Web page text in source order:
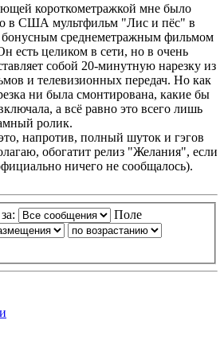
короткометражкой мне было
в США мультфильм "Лис и пёс" в
бонусным среднеметражным фильмом
есть целиком в сети, но в очень
собой 20-минутную нарезку из
и телевизионных передач. Но как
ни была смонтирована, какие бы
а всё равно это всего лишь
ролик.
напротив, полный шуток и гэгов
обогатит релиз "Желания", если
ничего не сообщалось).
Поле